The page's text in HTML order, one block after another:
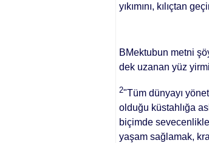
yıkımını, kılıçtan
BMektubun metni
dek uza­nan yüz
2"Tüm dünyayı
olduğu küstahlığa
biçimde
yaşam sağlamak,